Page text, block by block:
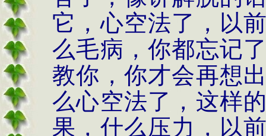
它，心空法了，以
么毛病，你都忘记
教你，你才会再想
么心空法了，这样
果，什么压力，以